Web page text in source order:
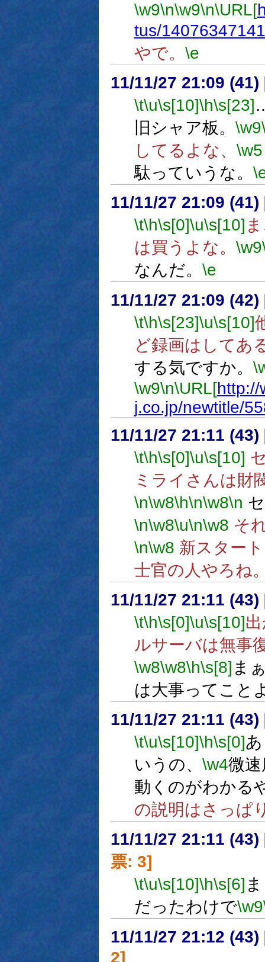
\w9\n\w9\n\URL[
tus/
やで。 \e
11/11/27 21:09 (41)
\t\u\s[10]\h\s[23]
旧シャア板。 \w9
してるよな、 \w5
駄っていうな。
11/11/27 21:09 (41)
\t\h\s[0]\u\s[10]
は買うよな。 \w9
なんだ。 \e
11/11/27 21:09 (42)
\t\h\s[23]\u\s[10]
ど録画はしてあ
する気ですか。
\w9\n\URL[http://
j.co.jp/newtitle/
11/11/27 21:11 (43)
\t\h\s[0]\u\s[10]
ミライさんは財
\n\w8\h\n\w8\n
\n\w8\u\n\w8 そ
\n\w8 新スター
士官の人やろね
11/11/27 21:11 (43)
\t\h\s[0]\u\s[10]
ルサーバは無事
\w8\w8\h\s[8] ま
は大事ってこと
11/11/27 21:11 (43)
\t\u\s[10]\h\s[0]
いうの、 \w4微
動くのがわかる
の説明はさっぱ
11/11/27 21:11 (43)
票: 3]
\t\u\s[10]\h\s[6]
だったわけで\w9
11/11/27 21:12 (43)
2]